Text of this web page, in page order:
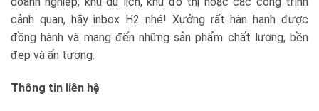
cảnh quan, hãy inbox H2 nhé! Xưởng rất hân hạnh được
đồng hành và mang đến những sản phẩm chất lượng, bền
đẹp và ấn tượng.
Thông tin liên hệ